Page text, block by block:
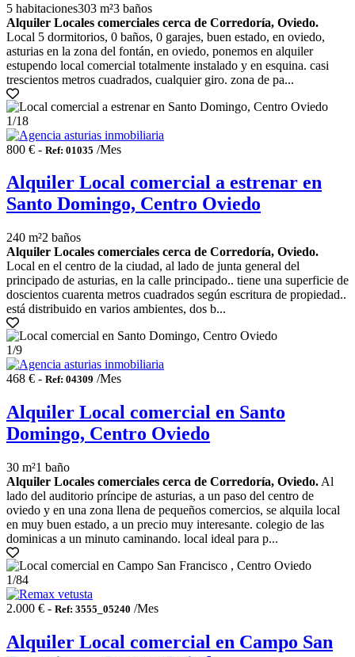
5 habitaciones303 m²3 baños
Alquiler Locales comerciales cerca de Corredoría, Oviedo.
Local 5 dormitorios, 0 baños, 0 garajes, buen estado, en oviedo,
asturias en la zona del fontán, en oviedo, ponemos en alquiler
estupendo local comercial totalmente instalado y en esquina. casi
trescientos metros cuadrados, cualquier giro. zona de pa...
1/18
800 € - Ref: 01035 /Mes
Alquiler Local comercial a estrenar en
Santo Domingo, Centro Oviedo
240 m²2 baños
Alquiler Locales comerciales cerca de Corredoría, Oviedo.
Local en el centro de la ciudad, al lado de junta general del
principado de asturias, en la calle principado.. tiene una superficie de
doscientos cuarenta metros cuadrados según escritura de propiedad..
está distribuido en varios ambientes, dos b...
1/9
468 € - Ref: 04309 /Mes
Alquiler Local comercial en Santo
Domingo, Centro Oviedo
30 m²1 baño
Alquiler Locales comerciales cerca de Corredoría, Oviedo. Al
lado del auditorio príncipe de asturias, a un paso del centro de
oviedo y en una zona llena de pequeños comercios, se alquila local
en muy buen estado, a un precio muy interesante. colegio de las
dominicas a un minuto caminando. local ideal para p...
1/84
2.000 € - Ref: 3555_05240 /Mes
Alquiler Local comercial en Campo San